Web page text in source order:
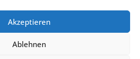
Akzeptieren
Ablehnen